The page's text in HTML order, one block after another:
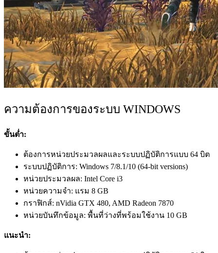
ความต้องการของระบบ WINDOWS
ขั้นต่ำ:
ต้องการหน่วยประมวลผลและระบบปฏิบัติการแบบ 64 บิต
ระบบปฏิบัติการ: Windows 7/8.1/10 (64-bit versions)
หน่วยประมวลผล: Intel Core i3
หน่วยความจำ: แรม 8 GB
กราฟิกส์: nVidia GTX 480, AMD Radeon 7870
หน่วยบันทึกข้อมูล: พื้นที่ว่างที่พร้อมใช้งาน 10 GB
แนะนำ: